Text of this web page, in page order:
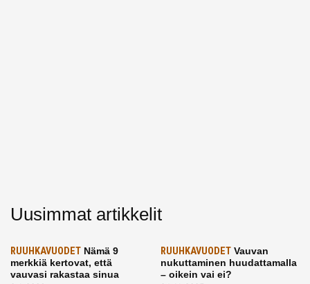
Uusimmat artikkelit
RUUHKAVUODET Nämä 9
merkkiä kertovat, että
vauvasi rakastaa sinua
RUUHKAVUODETVauvan
nukuttaminen huudattamalla
– oikein vai ei?